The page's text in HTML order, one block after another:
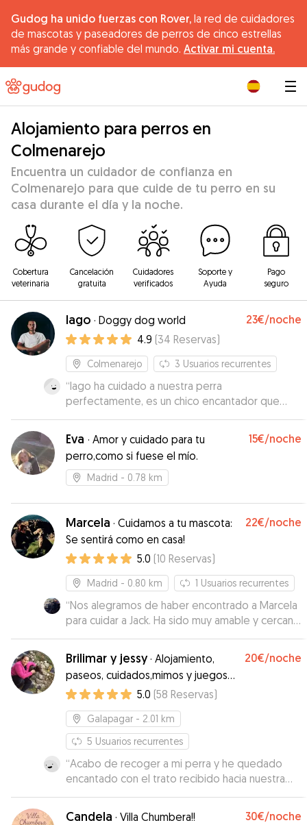
Gudog ha unido fuerzas con Rover, la red de cuidadores
de mascotas y paseadores de perros de cinco estrellas
más grande y confiable del mundo. Activar mi cuenta.
Alojamiento para perros en
Colmenarejo
Encuentra un cuidador de confianza en
Colmenarejo para que cuide de tu perro en su
casa durante el día y la noche.
Cobertura
veterinaria
Cancelación
gratuita
Cuidadores
verificados
Soporte y
Ayuda
Pago
seguro
Iago · Doggy dog world 23€/noche
4.9 (34 Reservas)
Colmenarejo 3 Usuarios recurrentes
“Iago ha cuidado a nuestra perra
perfectamente, es un chico encantador que
solo hace que facilitar las cosas. Sin duda
repetiremos
Eva · Amor y cuidado para tu
perro,como si fuese el mío.
15€/noche
Madrid - 0.78 km
Marcela · Cuidamos a tu mascota:
Se sentirá como en casa!
22€/noche
5.0 (10 Reservas)
Madrid - 0.80 km 1 Usuarios recurrentes
“Nos alegramos de haber encontrado a Marcela
para cuidar a Jack. Ha sido muy amable y cercana
y tiene un espacio estupendo para los perros,
con jardín y cerca el campo para los paseos. Nos
ha mantenido informados de cómo estaba Jack
y él ha estado a gusto y muy entretenido. Muy
recomendable.”
Brilimar y jessy· Alojamiento,
paseos, cuidados,mimos y juegos
estarán como en casa. 🐕🐶
20€/noche
5.0 (58 Reservas)
Galapagar - 2.01 km
5 Usuarios recurrentes
“Acabo de recoger a mi perra y he quedado
encantado con el trato recibido hacia nuestra
perrita y hacia mi también. Muchas gracias por
cuidar de nuestra pequeña. Repetimos pronto”
Candela · Villa Chumbera!! 30€/noche